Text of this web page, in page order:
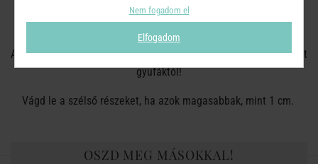
Mindig koppantót használj a gyertya eloltásához! Ne fújd el a
lángot.
A gyertyaviaszt tartsd tisztán a szennyeződésektől és a használt
gyufáktól!
Vágd le a szélső részeket, ha azok magasabbak, mint 1 cm.
OSZD MEG MÁSOKKAL!
Nem fogadom el
Elfogadom